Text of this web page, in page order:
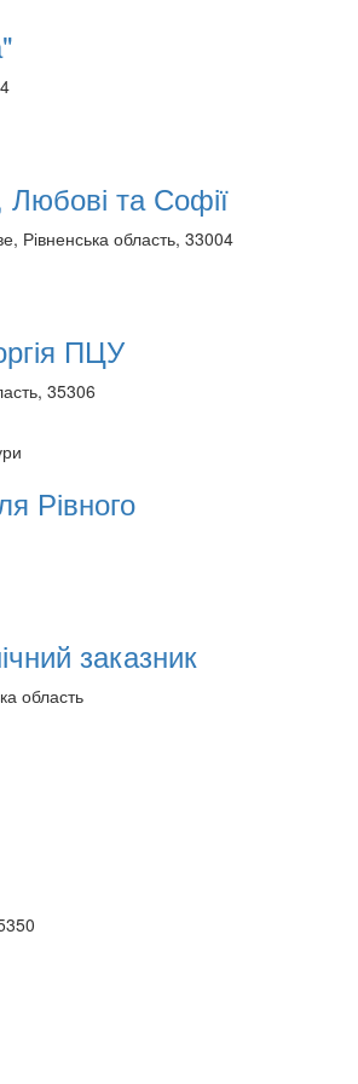
Любові та Софії
Рівненська область, 33004
ПЦУ
35306
Рівного
заказник
область